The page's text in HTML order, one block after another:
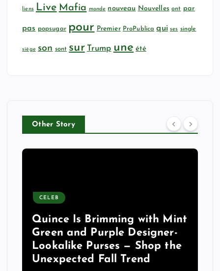
liens Live Mafia monde nouveau Nouvelles ont par
pas popsugar pour Premier ProPublica qui ses single
siège son sont sur Trump une été
Other Story
CELEB
Quince Is Brimming with Mint
Green and Purple Designer-
Lookalike Purses — Shop the
Unexpected Fall Trend